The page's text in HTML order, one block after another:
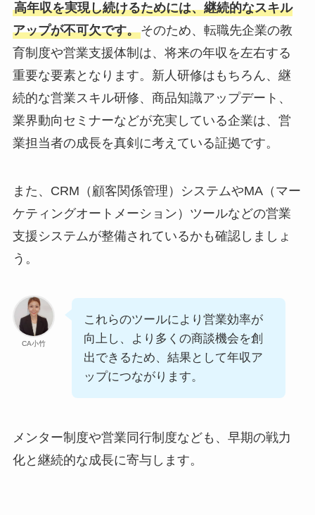
高年収を実現し続けるためには、継続的なスキル
アップが不可欠です。そのため、転職先企業の教
育制度や営業支援体制は、将来の年収を左右する
重要な要素となります。新人研修はもちろん、継
続的な営業スキル研修、商品知識アップデート、
業界動向セミナーなどが充実している企業は、営
業担当者の成長を真剣に考えている証拠です。
また、CRM（顧客関係管理）システムやMA（マー
ケティングオートメーション）ツールなどの営業
支援システムが整備されているかも確認しましょ
う。
CA小竹
これらのツールにより営業効率が
向上し、より多くの商談機会を創
出できるため、結果として年収ア
ップにつながります。
メンター制度や営業同行制度なども、早期の戦力
化と継続的な成長に寄与します。